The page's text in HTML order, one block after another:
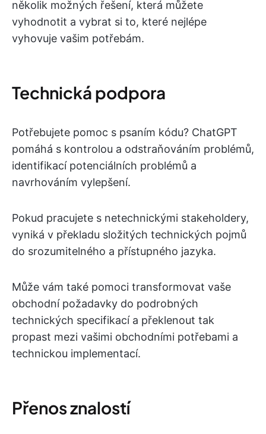
několik možných řešení, která můžete
vyhodnotit a vybrat si to, které nejlépe
vyhovuje vašim potřebám.
Technická podpora
Potřebujete pomoc s psaním kódu? ChatGPT
pomáhá s kontrolou a odstraňováním problémů,
identifikací potenciálních problémů a
navrhováním vylepšení.
Pokud pracujete s netechnickými stakeholdery,
vyniká v překladu složitých technických pojmů
do srozumitelného a přístupného jazyka.
Může vám také pomoci transformovat vaše
obchodní požadavky do podrobných
technických specifikací a překlenout tak
propast mezi vašimi obchodními potřebami a
technickou implementací.
Přenos znalostí